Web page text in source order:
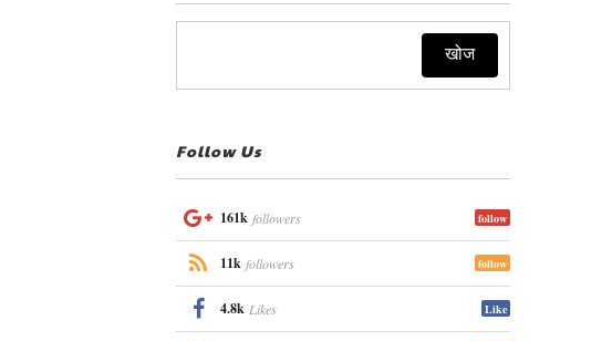
Follow Us
161k followers follow
11k followers follow
4.8k Likes Like